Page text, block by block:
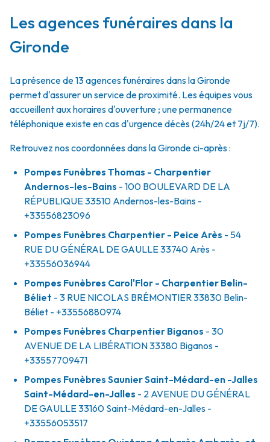
Les agences funéraires dans la
Gironde
La présence de 13 agences funéraires dans la Gironde
permet d'assurer un service de proximité. Les équipes vous
accueillent aux horaires d'ouverture ; une permanence
téléphonique existe en cas d'urgence décès (24h/24 et 7j/7).
Retrouvez nos coordonnées dans la Gironde ci-après :
Pompes Funèbres Thomas - Charpentier
Andernos-les-Bains - 100 BOULEVARD DE LA
RÉPUBLIQUE33510 Andernos-les-Bains -
+33556823096
Pompes Funèbres Charpentier - Peice Arès - 54
RUE DU GÉNÉRAL DE GAULLE33740 Arès -
+33556036944
Pompes Funèbres Carol'Flor - Charpentier Belin-
Béliet - 3 RUE NICOLAS BRÉMONTIER33830 Belin-
Béliet - +33556880974
Pompes Funèbres Charpentier Biganos - 30
AVENUE DE LA LIBÉRATION33380 Biganos -
+33557709471
Pompes Funèbres Saunier Saint-Médard-en -Jalles
Saint-Médard-en-Jalles - 2 AVENUE DU GÉNÉRAL
DE GAULLE33160 Saint-Médard-en-Jalles -
+33556053517